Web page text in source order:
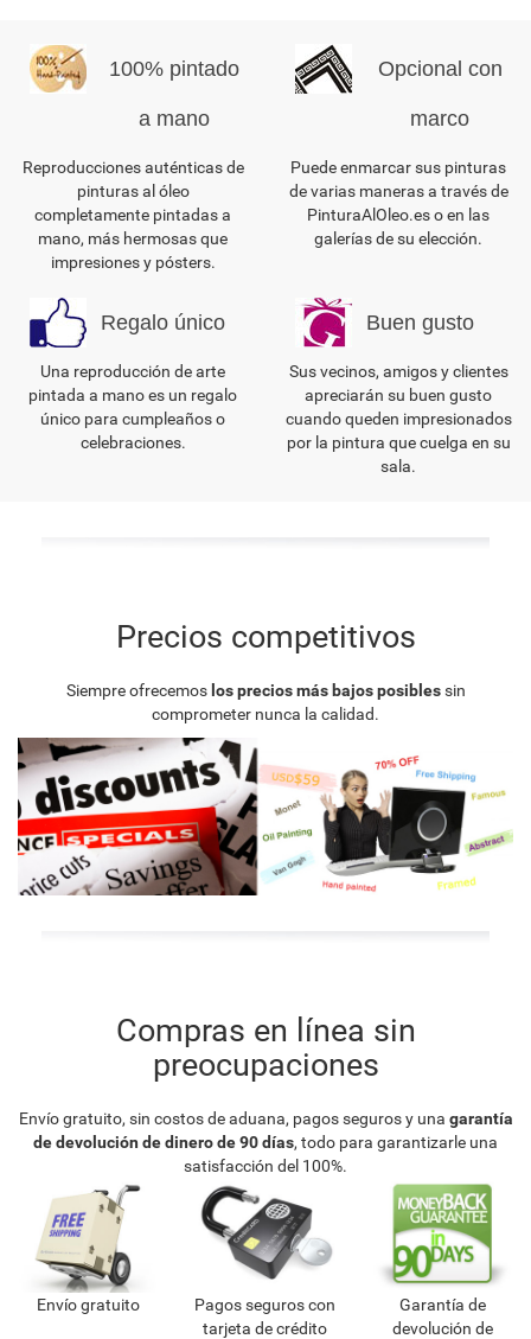
100% pintado
a mano
Reproducciones auténticas de
pinturas al óleo
completamente pintadas a
mano, más hermosas que
impresiones y pósters.
Opcional con
marco
Puede enmarcar sus pinturas
de varias maneras a través de
PinturaAlOleo.es o en las
galerías de su elección.
Regalo único
Una reproducción de arte
pintada a mano es un regalo
único para cumpleaños o
celebraciones.
Buen gusto
Sus vecinos, amigos y clientes
apreciarán su buen gusto
cuando queden impresionados
por la pintura que cuelga en su
sala.
Precios competitivos
Siempre ofrecemos los precios más bajos posiblessin
comprometer nunca la calidad.
Compras en línea sin
preocupaciones
Envío gratuito, sin costos de aduana, pagos seguros y una garantía
de devolución de dinero de 90 días, todo para garantizarle una
satisfacción del 100%.
Envío gratuito
Pagos seguros con
tarjeta de crédito
Garantía de
devolución de